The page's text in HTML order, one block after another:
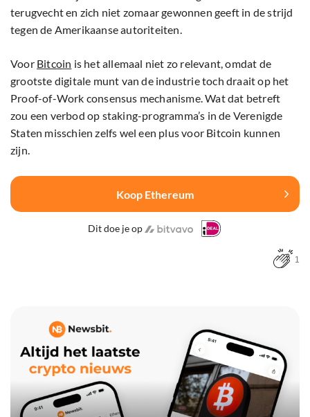
terugvecht en zich niet zomaar gewonnen geeft in de strijd
tegen de Amerikaanse autoriteiten.
Voor Bitcoin is het allemaal niet zo relevant, omdat de
grootste digitale munt van de industrie toch draait op het
Proof-of-Work consensus mechanisme. Wat dat betreft
zou een verbod op staking-programma’s in de Verenigde
Staten misschien zelfs wel een plus voor Bitcoin kunnen
zijn.
Koop Ethereum
Dit doe je op
1